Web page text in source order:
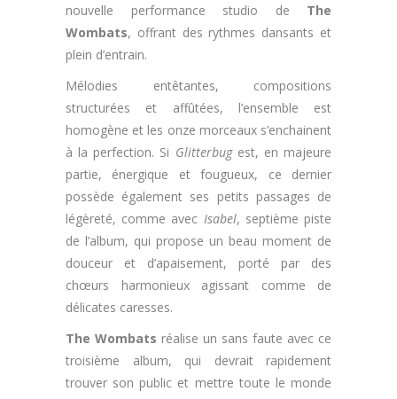
nouvelle performance studio de The
Wombats, offrant des rythmes dansants et
plein d’entrain.
Mélodies entêtantes, compositions
structurées et affûtées, l’ensemble est
homogène et les onze morceaux s’enchainent
à la perfection. Si Glitterbug est, en majeure
partie, énergique et fougueux, ce dernier
possède également ses petits passages de
légèreté, comme avec Isabel, septième piste
de l’album, qui propose un beau moment de
douceur et d’apaisement, porté par des
chœurs harmonieux agissant comme de
délicates caresses.
The Wombats réalise un sans faute avec ce
troisième album, qui devrait rapidement
trouver son public et mettre toute le monde